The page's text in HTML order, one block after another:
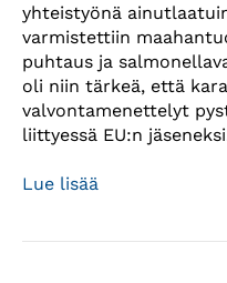
yhteistyönä
varmistettiin
puhtaus ja
oli niin tärkeä, että
valvontamenettelyt
liittyessä EU:n
Lue lisää